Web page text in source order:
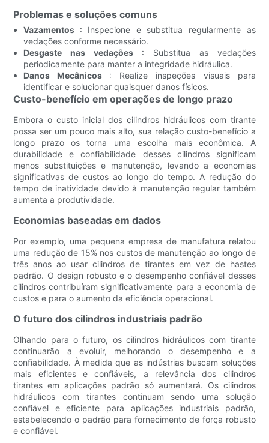
Problemas e soluções comuns
Vazamentos : Inspecione e substitua regularmente as
vedações conforme necessário.
Desgaste nas vedações : Substitua as vedações
periodicamente para manter a integridade hidráulica.
Danos Mecânicos : Realize inspeções visuais para
identificar e solucionar quaisquer danos físicos.
Custo-benefício em operações de longo prazo
Embora o custo inicial dos cilindros hidráulicos com tirante
possa ser um pouco mais alto, sua relação custo-benefício a
longo prazo os torna uma escolha mais econômica. A
durabilidade e confiabilidade desses cilindros significam
menos substituições e manutenção, levando a economias
significativas de custos ao longo do tempo. A redução do
tempo de inatividade devido à manutenção regular também
aumenta a produtividade.
Economias baseadas em dados
Por exemplo, uma pequena empresa de manufatura relatou
uma redução de 15% nos custos de manutenção ao longo de
três anos ao usar cilindros de tirantes em vez de hastes
padrão. O design robusto e o desempenho confiável desses
cilindros contribuíram significativamente para a economia de
custos e para o aumento da eficiência operacional.
O futuro dos cilindros industriais padrão
Olhando para o futuro, os cilindros hidráulicos com tirante
continuarão a evoluir, melhorando o desempenho e a
confiabilidade. À medida que as indústrias buscam soluções
mais eficientes e confiáveis, a relevância dos cilindros
tirantes em aplicações padrão só aumentará. Os cilindros
hidráulicos com tirantes continuam sendo uma solução
confiável e eficiente para aplicações industriais padrão,
estabelecendo o padrão para fornecimento de força robusto
e confiável.